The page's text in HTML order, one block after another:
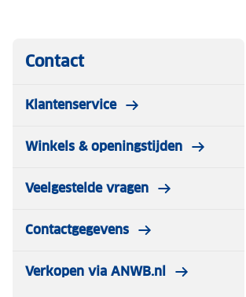
Contact
Klantenservice
Winkels & openingstijden
Veelgestelde vragen
Contactgegevens
Verkopen via ANWB.nl